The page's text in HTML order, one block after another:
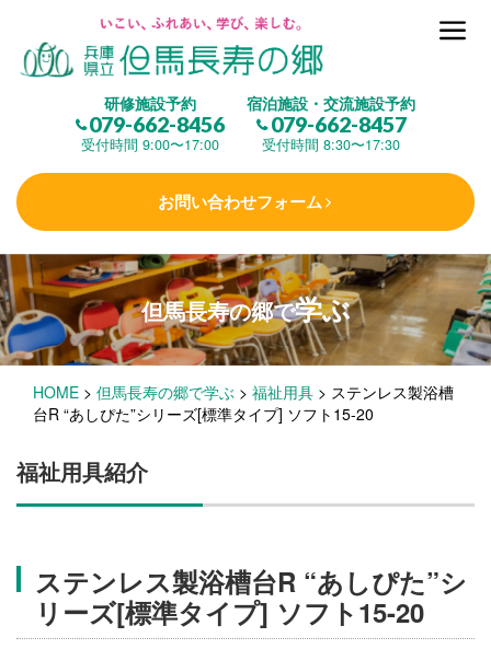
研修施設予約
079-662-8456
受付時間 9:00〜17:00
宿泊施設・交流施設予約
079-662-8457
受付時間 8:30〜17:30
お問い合わせフォーム
但馬長寿の郷とは
(研修施設)
楽しむ
学 ぶ(健康福祉)
泊まる(宿泊)
施設・料金
アクセス
但馬長寿の郷で学ぶ
HOME > 但馬長寿の郷で学ぶ > 福祉用具 > ステンレス製浴槽
台R “あしぴた”シリーズ[標準タイプ] ソフト15-20
福祉用具紹介
ステンレス製浴槽台R “あしぴた”シ
リーズ[標準タイプ] ソフト15-20